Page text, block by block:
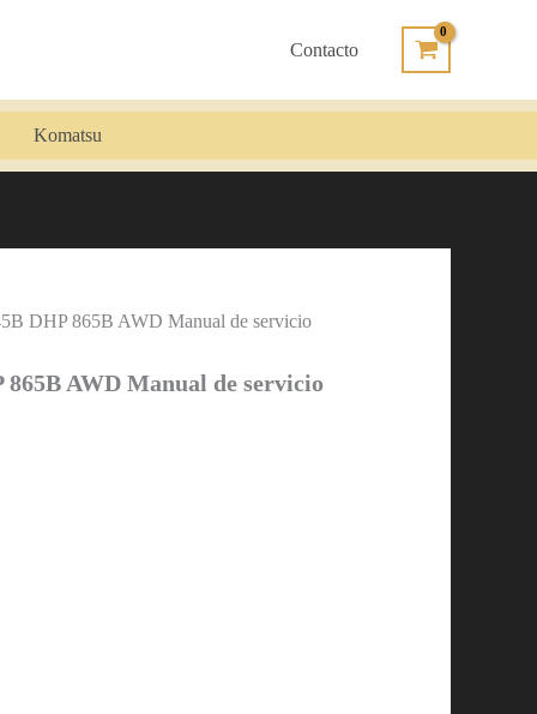
Contacto
Komatsu
DHP 865B AWD Manual de servicio
865B AWD Manual de servicio